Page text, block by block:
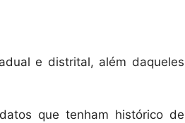
e distrital, além daqueles
que tenham histórico de